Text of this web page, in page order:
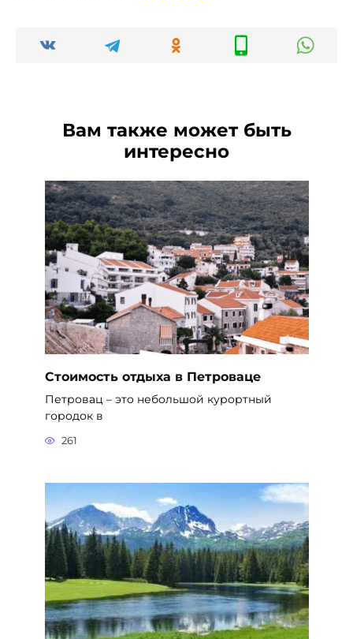
Вам также может быть
интересно
Стоимость отдыха в Петроваце
Петровац – это небольшой курортный
городок в
261